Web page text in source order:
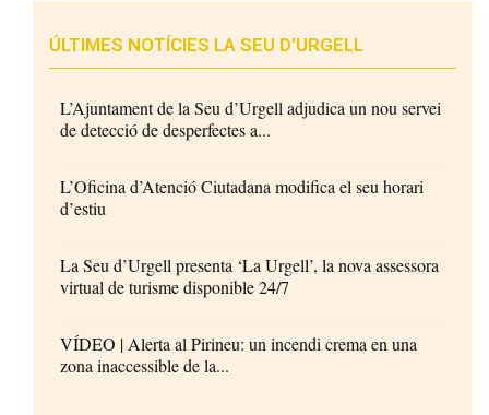
ÚLTIMES NOTÍCIES LA SEU D'URGELL
L’Ajuntament de la Seu d’Urgell adjudica un nou servei
de detecció de desperfectes a...
L’Oficina d’Atenció Ciutadana modifica el seu horari
d’estiu
La Seu d’Urgell presenta ‘La Urgell’, la nova assessora
virtual de turisme disponible 24/7
VÍDEO | Alerta al Pirineu: un incendi crema en una
zona inaccessible de la...